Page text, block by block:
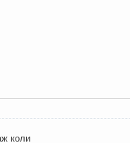
коли